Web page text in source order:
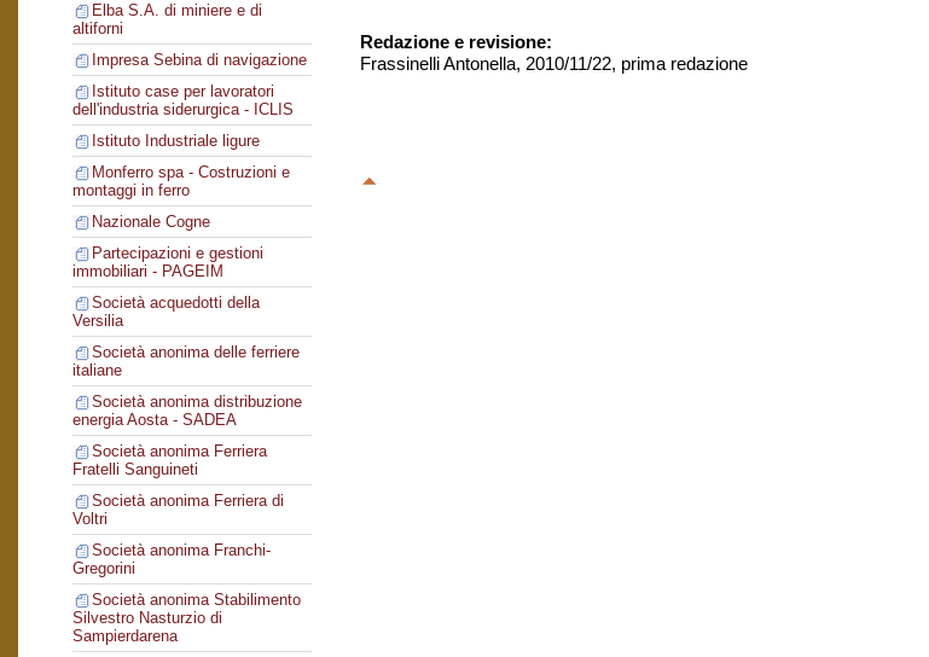
Elba S.A. di miniere e di
altiforni
Impresa Sebina di navigazione
Istituto case per lavoratori
dell'industria siderurgica - ICLIS
Istituto Industriale ligure
Monferro spa - Costruzioni e
montaggi in ferro
Nazionale Cogne
Partecipazioni e gestioni
immobiliari - PAGEIM
Società acquedotti della
Versilia
Società anonima delle ferriere
italiane
Società anonima distribuzione
energia Aosta - SADEA
Società anonima Ferriera
Fratelli Sanguineti
Società anonima Ferriera di
Voltri
Società anonima Franchi-
Gregorini
Società anonima Stabilimento
Silvestro Nasturzio di
Sampierdarena
Redazione e revisione:
Frassinelli Antonella, 2010/11/22, prima redazione